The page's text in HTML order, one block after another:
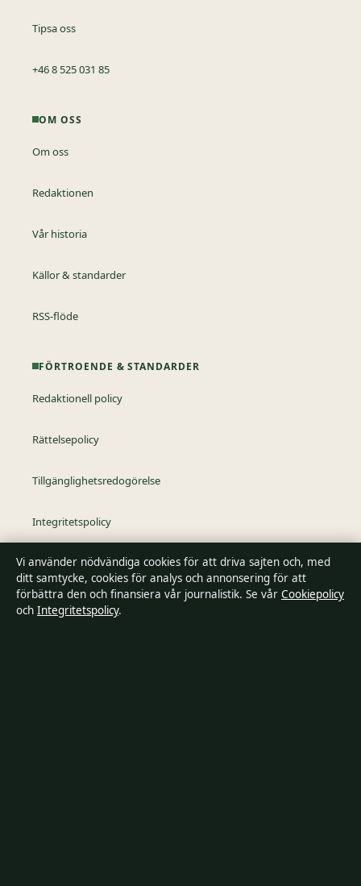
Tipsa oss
+46 8 525 031 85
OM OSS
Om oss
Redaktionen
Vår historia
Källor & standarder
RSS-flöde
FÖRTROENDE & STANDARDER
Redaktionell policy
Rättelsepolicy
Tillgänglighetsredogörelse
Integritetspolicy
Kändisar & integritet
Vi använder nödvändiga cookies för att driva sajten och, med
ditt samtycke, cookies för analys och annonsering för att
förbättra den och finansiera vår journalistik. Se vår Cookiepolicy
och Integritetspolicy.